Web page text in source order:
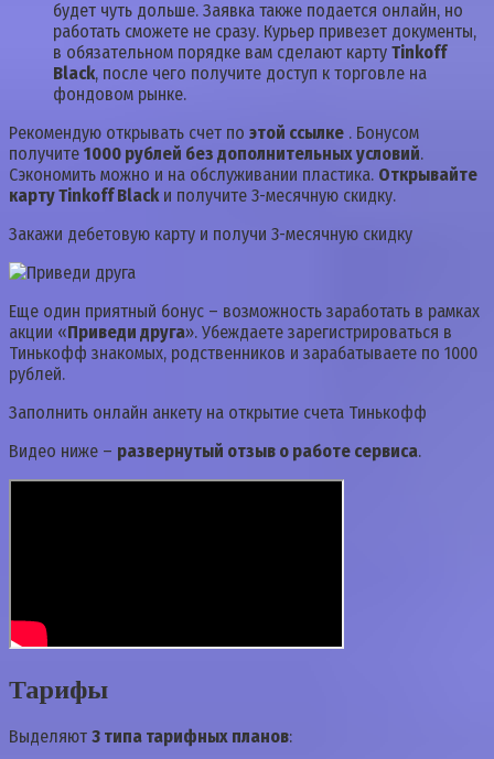
будет чуть дольше. Заявка также подается онлайн, но
работать сможете не сразу. Курьер привезет документы,
в обязательном порядке вам сделают карту Tinkoff
Black, после чего получите доступ к торговле на
фондовом рынке.
Рекомендую открывать счет по этой ссылке . Бонусом
получите 1000 рублей без дополнительных условий.
Сэкономить можно и на обслуживании пластика. Открывайте
карту Tinkoff Black и получите 3-месячную скидку.
Закажи дебетовую карту и получи 3-месячную скидку
Еще один приятный бонус – возможность заработать в рамках
акции «Приведи друга». Убеждаете зарегистрироваться в
Тинькофф знакомых, родственников и зарабатываете по 1000
рублей.
Заполнить онлайн анкету на открытие счета Тинькофф
Видео ниже – развернутый отзыв о работе сервиса.
Тарифы
Выделяют 3 типа тарифных планов: